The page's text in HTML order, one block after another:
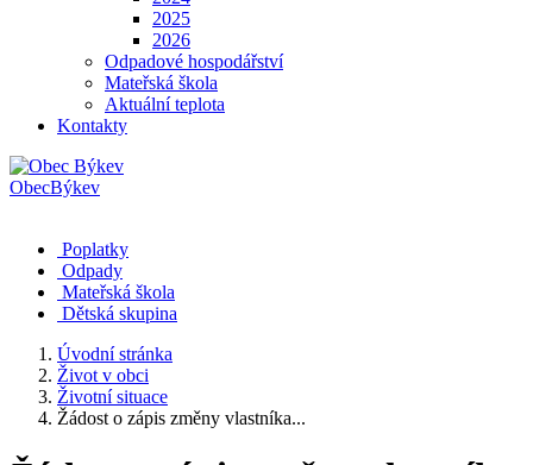
2025
2026
Odpadové hospodářství
Mateřská škola
Aktuální teplota
Kontakty
ObecBýkev
Poplatky
Odpady
Mateřská škola
Dětská skupina
Úvodní stránka
Život v obci
Životní situace
Žádost o zápis změny vlastníka...